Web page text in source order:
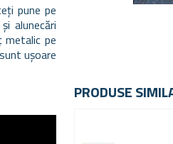
pune pe
alunecări
metalic pe
ușoare
PRODUSE